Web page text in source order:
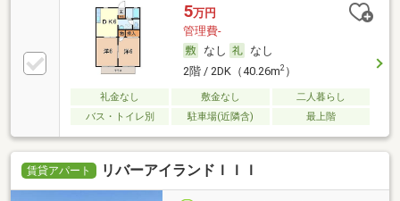
5万円
管理費-
なし
なし
2階 / 2DK（40.26m2）
礼金なし 敷金なし
二人暮らし
バス・トイレ別
駐車場(近隣含) 最上階
賃貸アパート リバーアイランドＩＩＩ